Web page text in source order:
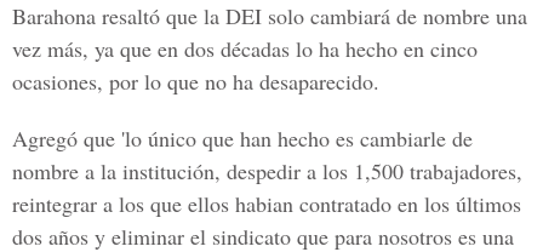
Barahona resaltó que la DEI solo cambiará de nombre una
vez más, ya que en dos décadas lo ha hecho en cinco
ocasiones, por lo que no ha desaparecido.
Agregó que 'lo único que han hecho es cambiarle de
nombre a la institución, despedir a los 1,500 trabajadores,
reintegrar a los que ellos habian contratado en los últimos
dos años y eliminar el sindicato que para nosotros es una